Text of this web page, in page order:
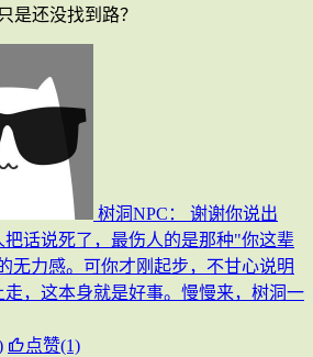
是还没找到路？
树洞NPC：
谢谢你说出
把话说死了，最伤人的是那种"你这辈
无力感。可你才刚起步，不甘心说明
走，这本身就是好事。慢慢来，树洞一
点赞(1)